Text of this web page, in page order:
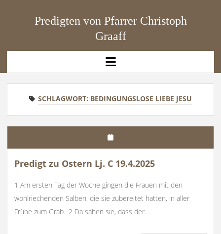
Predigten von Pfarrer Christoph
Graaff
open
menu
SCHLAGWORT: BEDINGUNGSLOSE LIEBE JESU
Predigt zu Ostern Lj. C 19.4.2025
1 Am ersten Tag der Woche gingen die Frauen mit den
wohlriechenden Salben, die sie zubereitet hatten, in aller
Frühe zum Grab. 2 Da sahen sie, dass der…